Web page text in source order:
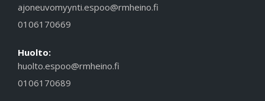
ajoneuvomyynti.espoo@rmheino.fi
0106170669
Huolto:
huolto.espoo@rmheino.fi
0106170689